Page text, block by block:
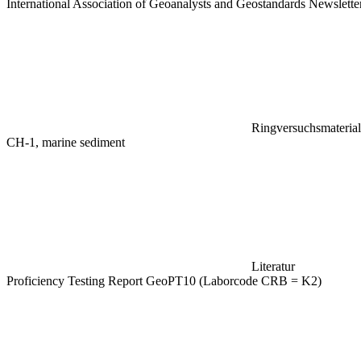
International Association of Geoanalysts and Geostandards
Ringversuchsmaterial
CH-1, marine sediment
Literatur
Proficiency Testing Report GeoPT10 (Laborcode CRB = K2)